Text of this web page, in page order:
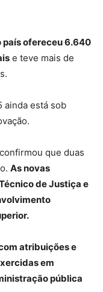
país ofereceu 6.640
e teve mais de
ainda está sob
que duas
As novas
de Justiça e
atribuições e
em
pública